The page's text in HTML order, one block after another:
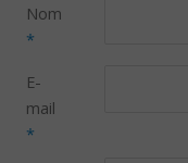
Nom
*
E-
mail
*